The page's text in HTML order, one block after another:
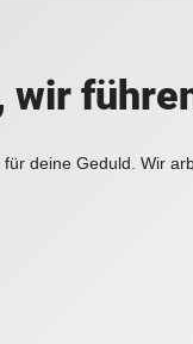
wir
für deine Geduld. Wir